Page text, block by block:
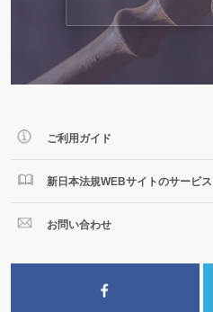
ご利用ガイド
新日本法規WEBサイトのサービス
お問い合わせ